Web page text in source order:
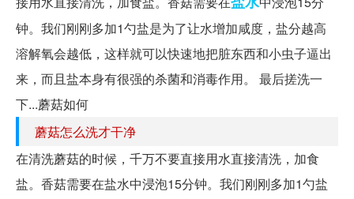
钟。我们刚刚多加1勺盐是为了让水增加咸度，盐分越高
溶解氧会越低，这样就可以快速地把脏东西和小虫子逼出
来，而且盐本身有很强的杀菌和消毒作用。 最后搓洗一
下...蘑菇如何
蘑菇怎么洗才干净
在清洗蘑菇的时候，千万不要直接用水直接清洗，加食
盐。香菇需要在盐水中浸泡15分钟。我们刚刚多加1勺盐